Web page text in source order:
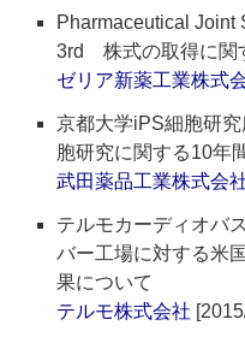
Pharmaceutical Joint
3rd 株式の取得に関
ゼリア新薬工業株式
京都大学iPS細胞研
胞研究に関する10年
武田薬品工業株式会
テルモカーディオバ
バー工場に対する米
果について
テルモ株式会社